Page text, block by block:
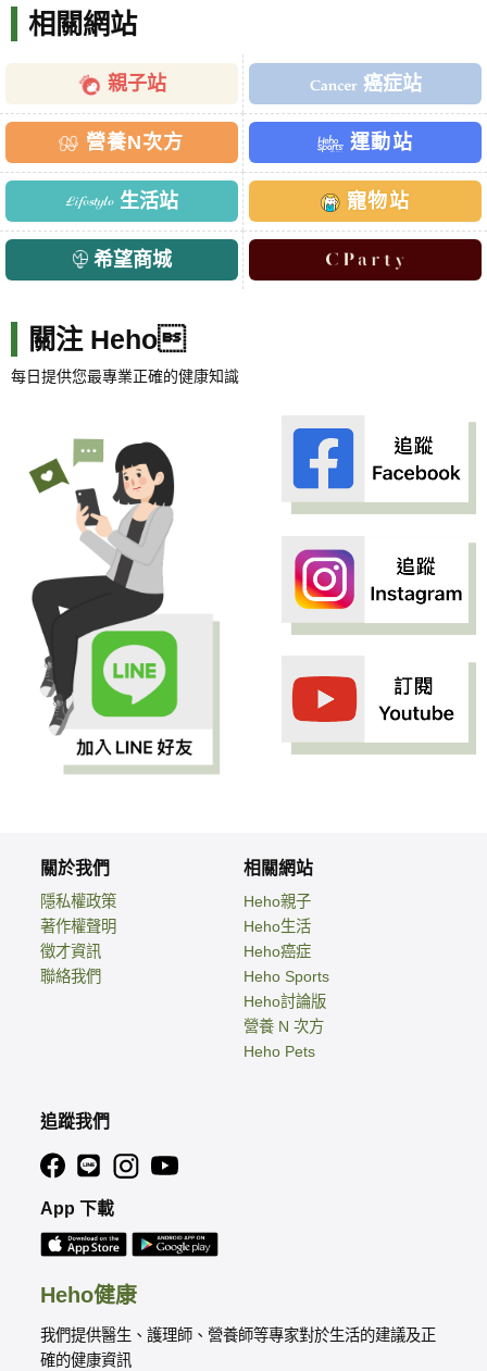
相關網站
親子站 癌症站
營養N次方 運動站
生活站 寵物站
希望商城
關注 Heho
每日提供您最專業正確的健康知識
Heho健康
我們提供醫生、護理師、營養師等專家對於生活的建議及正
確的健康資訊
關於我們
隱私權政策
著作權聲明
徵才資訊
聯絡我們
相關網站
Heho親子
Heho生活
Heho癌症
Heho Sports
Heho討論版
營養 N 次方
Heho Pets
追蹤我們
App 下載